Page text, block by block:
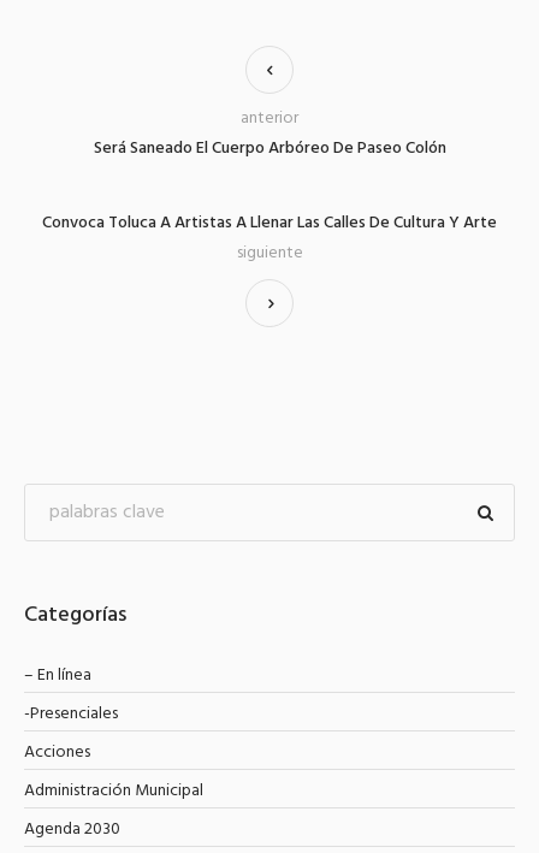
Será Saneado El Cuerpo Arbóreo De Paseo Colón
anterior
Convoca Toluca A Artistas A Llenar Las Calles De Cultura Y Arte
siguiente
Categorías
– En línea
-Presenciales
Acciones
Administración Municipal
Agenda 2030